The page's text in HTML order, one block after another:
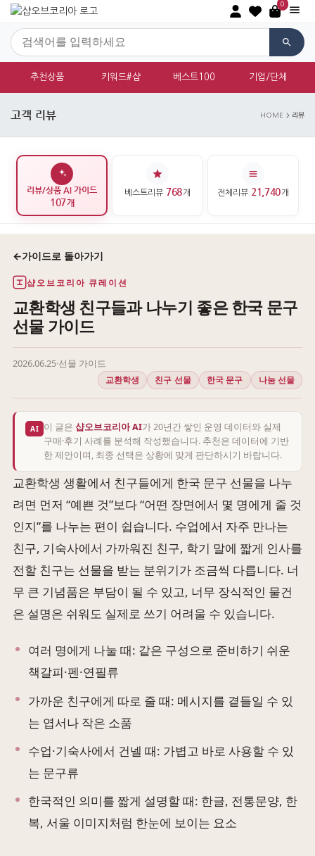
0
추천상품 키워드#샵 베스트100 기업/단체
고객 리뷰 HOME 리뷰
리뷰/상품 AI 가이드
107개
베스트리뷰 768개 전체리뷰 21,740개
←가이드로 돌아가기
샵오브코리아 큐레이션
교환학생 친구들과 나누기 좋은 한국 문구
선물 가이드
2026.06.25·선물 가이드
교환학생 친구 선물 한국 문구 나눔 선물
AI 이 글은샵오브코리아 AI가 20년간 쌓인 운영 데이터와 실제
구매·후기 사례를 분석해 작성했습니다. 추천은 데이터에 기반
한 제안이며, 최종 선택은 상황에 맞게 판단하시기 바랍니다.
교환학생 생활에서 친구들에게 한국 문구 선물을 나누
려면 먼저 “예쁜 것”보다 “어떤 장면에서 몇 명에게 줄 것
인지”를 나누는 편이 쉽습니다. 수업에서 자주 만나는
친구, 기숙사에서 가까워진 친구, 학기 말에 짧게 인사를
전할 친구는 선물을 받는 분위기가 조금씩 다릅니다. 너
무 큰 기념품은 부담이 될 수 있고, 너무 장식적인 물건
은 설명은 쉬워도 실제로 쓰기 어려울 수 있습니다.
여러 명에게 나눌 때: 같은 구성으로 준비하기 쉬운
책갈피·펜·연필류
가까운 친구에게 따로 줄 때: 메시지를 곁들일 수 있
는 엽서나 작은 소품
수업·기숙사에서 건넬 때: 가볍고 바로 사용할 수 있
는 문구류
한국적인 의미를 짧게 설명할 때: 한글, 전통문양, 한
복, 서울 이미지처럼 한눈에 보이는 요소